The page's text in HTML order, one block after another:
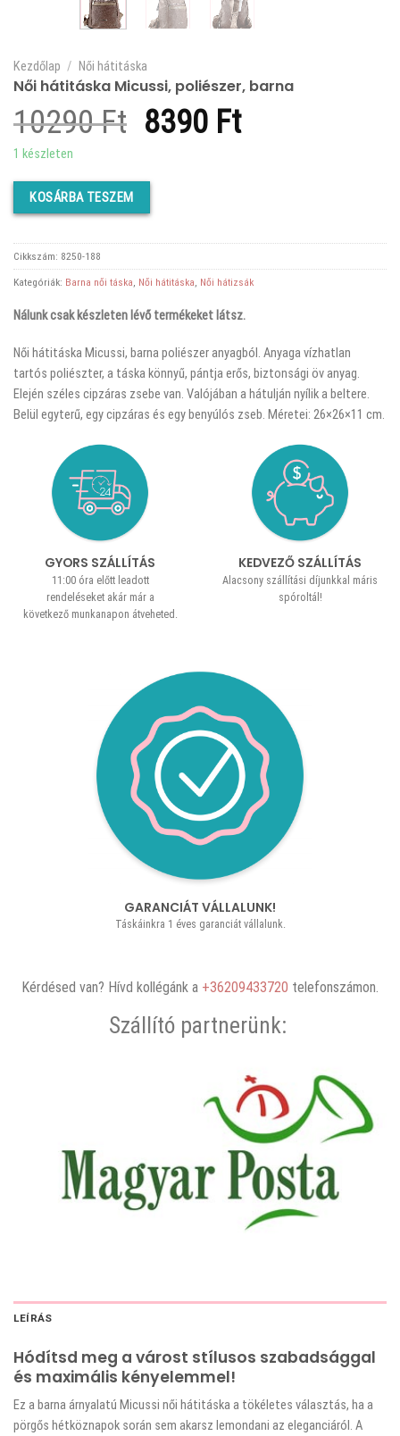
Kezdőlap / Női hátitáska
Női hátitáska Micussi, poliészer, barna
10290Ft Original
was:
10290 Ft.
8390 FtCurrent
1 készleten
KOSÁRBA TESZEM
Cikkszám: 8250-188
Kategóriák: Barna női táska, Női hátitáska, Női hátizsák
Nálunk csak készleten lévő termékeket látsz.
Női hátitáska Micussi, barna poliészer anyagból. Anyaga vízhatlan
tartós poliészter, a táska könnyű, pántja erős, biztonsági öv anyag.
Elején széles cipzáras zsebe van. Valójában a hátulján nyílik a beltere.
Belül egyterű, egy cipzáras és egy benyúlós zseb. Méretei: 26×26×11 cm.
GYORS SZÁLLÍTÁS
11:00 óra előtt leadott
rendeléseket akár már a
következő munkanapon átveheted.
KEDVEZŐ SZÁLLÍTÁS
Alacsony szállítási díjunkkal máris
spóroltál!
GARANCIÁT VÁLLALUNK!
Táskáinkra 1 éves garanciát vállalunk.
Kérdésed van? Hívd kollégánk a +36209433720 telefonszámon.
Szállító partnerünk:
LEÍRÁS
Hódítsd meg a várost stílusos szabadsággal
és maximális kényelemmel!
Ez a barna árnyalatú Micussi női hátitáska a tökéletes választás, ha a
pörgős hétköznapok során sem akarsz lemondani az eleganciáról. A